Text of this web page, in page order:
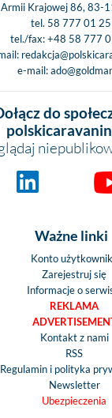
Krajowej 86, 83-
tel. 58 777 01 25
tel./fax:+48 58 777
e-mail:
do
Ważne linki
Konto
Zarejestruj się
Informacje o
REKLAMA
Kontakt z nami
RSS
Regulamin i polityka
Newsletter
Ubezpieczenia